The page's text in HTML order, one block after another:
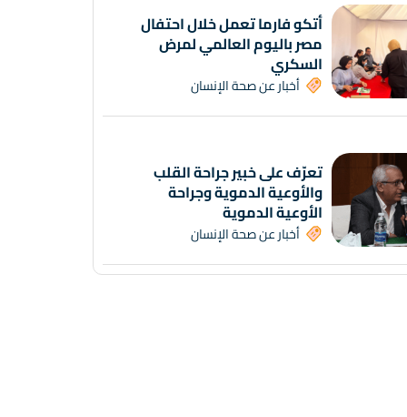
أتكو فارما تعمل خلال احتفال
مصر باليوم العالمي لمرض
السكري
أخبار عن صحة الإنسان
تعرّف على خبير جراحة القلب
والأوعية الدموية وجراحة
الأوعية الدموية
أخبار عن صحة الإنسان